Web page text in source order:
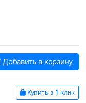
Добавить в корзину
Купить в 1 клик